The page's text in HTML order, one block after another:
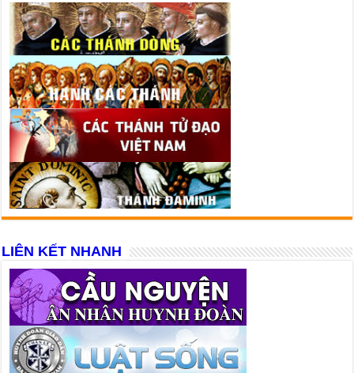
LIÊN KẾT NHANH